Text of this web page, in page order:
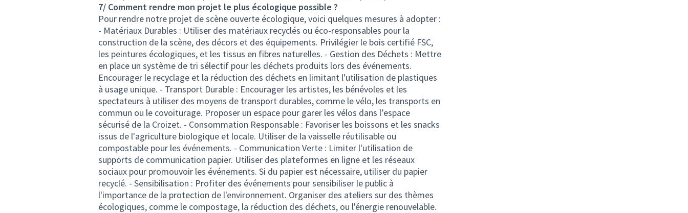
7/ Comment rendre mon projet le plus écologique possible ?
Pour rendre notre projet de scène ouverte écologique, voici quelques mesures à adopter :
- Matériaux Durables : Utiliser des matériaux recyclés ou éco-responsables pour la
construction de la scène, des décors et des équipements. Privilégier le bois certifié FSC,
les peintures écologiques, et les tissus en fibres naturelles. - Gestion des Déchets : Mettre
en place un système de tri sélectif pour les déchets produits lors des événements.
Encourager le recyclage et la réduction des déchets en limitant l'utilisation de plastiques
à usage unique. - Transport Durable : Encourager les artistes, les bénévoles et les
spectateurs à utiliser des moyens de transport durables, comme le vélo, les transports en
commun ou le covoiturage. Proposer un espace pour garer les vélos dans l’espace
sécurisé de la Croizet. - Consommation Responsable : Favoriser les boissons et les snacks
issus de l'agriculture biologique et locale. Utiliser de la vaisselle réutilisable ou
compostable pour les événements. - Communication Verte : Limiter l'utilisation de
supports de communication papier. Utiliser des plateformes en ligne et les réseaux
sociaux pour promouvoir les événements. Si du papier est nécessaire, utiliser du papier
recyclé. - Sensibilisation : Profiter des événements pour sensibiliser le public à
l'importance de la protection de l'environnement. Organiser des ateliers sur des thèmes
écologiques, comme le compostage, la réduction des déchets, ou l'énergie renouvelable.